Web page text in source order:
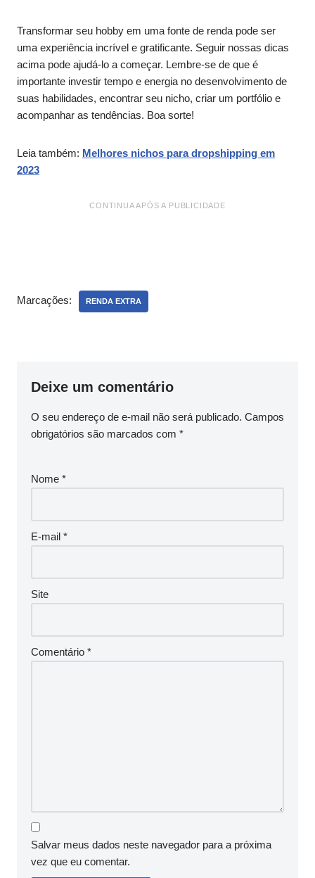
Transformar seu hobby em uma fonte de renda pode ser
uma experiência incrível e gratificante. Seguir nossas dicas
acima pode ajudá-lo a começar. Lembre-se de que é
importante investir tempo e energia no desenvolvimento de
suas habilidades, encontrar seu nicho, criar um portfólio e
acompanhar as tendências. Boa sorte!
Leia também: Melhores nichos para dropshipping em
2023
CONTINUA APÓS A PUBLICIDADE
Marcações: RENDA EXTRA
Deixe um comentário
O seu endereço de e-mail não será publicado. Campos
obrigatórios são marcados com *
Nome *
E-mail *
Site
Comentário *
Salvar meus dados neste navegador para a próxima
vez que eu comentar.